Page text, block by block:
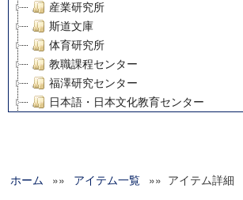
産業研究所
斯道文庫
体育研究所
教職課程センター
福澤研究センター
日本語・日本文化教育センター
グローバルリサーチインスティテュート
ホーム »» アイテム一覧 »» アイテム詳細